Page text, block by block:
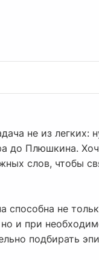
не из легких:
до Плюшкина.
слов, чтобы
способна не
и при
подбирать